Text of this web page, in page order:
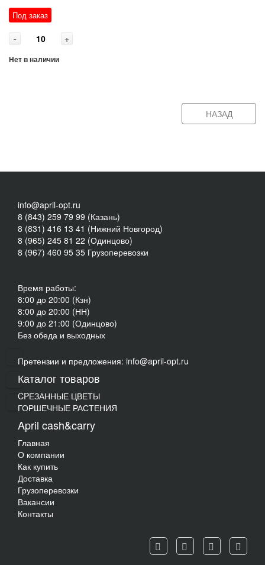
Под заказ
- +
Нет в наличии
НАЗАД
info@april-opt.ru
8 (843) 259 79 99 (Казань)
8 (831) 416 13 41 (Нижний Новгород)
8 (965) 245 81 22 (Одинцово)
8 (967) 460 95 35 Грузоперевозки
Время работы:
8:00 до 20:00 (Кзн)
8:00 до 20:00 (НН)
9:00 до 21:00 (Одинцово)
Без обеда и выходных
Претензии и предложения: info@april-opt.ru
Каталог товаров
CPЕЗАННЫЕ ЦВЕТЫ
ГОРШЕЧНЫЕ РАСТЕНИЯ
April cash&carry
Главная
О компании
Как купить
Доставка
Грузоперевозки
Вакансии
Контакты